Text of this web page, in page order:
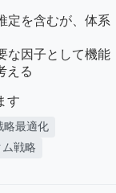
定を含むが、体系
な因子として機能
える
す
略最適化
戦略